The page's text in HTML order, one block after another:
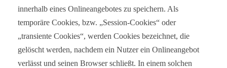
innerhalb eines Onlineangebotes zu speichern. Als
temporäre Cookies, bzw. „Session-Cookies“ oder
„transiente Cookies“, werden Cookies bezeichnet, die
gelöscht werden, nachdem ein Nutzer ein Onlineangebot
verlässt und seinen Browser schließt. In einem solchen